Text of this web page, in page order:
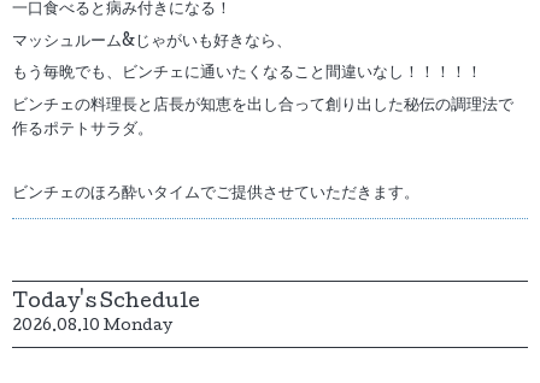
一口食べると病み付きになる！
マッシュルーム&じゃがいも好きなら、
もう毎晩でも、ビンチェに通いたくなること間違いなし！！！！！
ビンチェの料理長と店長が知恵を出し合って創り出した秘伝の調理法で
作るポテトサラダ。
ビンチェのほろ酔いタイムでご提供させていただきます。
Today's Schedule
2026.08.10 Monday